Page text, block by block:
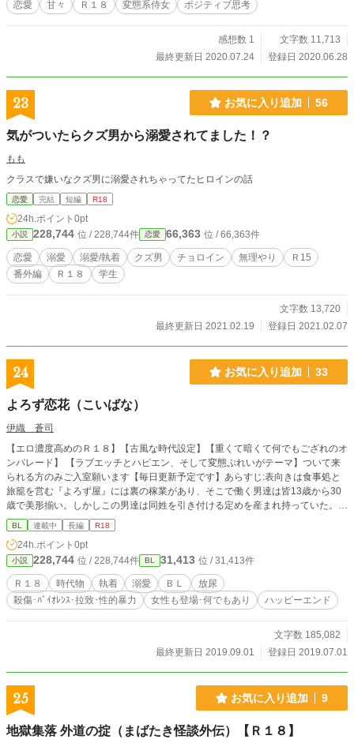
恋愛 甘々 Ｒ１８ 変態系侍女 ポジティブ思考
感想数 1
文字数 11,713
最終更新日 2020.07.24
登録日 2020.06.28
23 お気に入り追加 56
気がついたらクズ男から溺愛されてました！？
もも
クラスで嫌いなクズ男に溺愛されちゃってたヒロインの話
恋愛 完結 短編 R18
24h.ポイント 0pt
小説 228,744 位 / 228,744件 恋愛 66,363 位 / 66,363件
恋愛 溺愛 溺愛/執着 クズ男 チョロイン 無理やり
Ｒ15
番外編
Ｒ１８ 学生
文字数 13,720
最終更新日 2021.02.19
登録日 2021.02.07
24 お気に入り追加 33
よろず恋花（こいばな）
伊織 蒼司
【エロ濃度高めのＲ１８】【古風な時代設定】【重くて暗くて何でもござれのオ
ンパレード】 【ラブエッチとハピエン、そして変態ぷれいがテーマ】ついて来
られる方のみご入室願います【毎日更新予定です】あらすじ:表向きは食事処と
旅籠を営む『よろず屋』には裏の稼業があり、そこで働く男達は皆13歳から30
歳で美形揃い。しかしこの男達は同姓を引き付ける定めを産まれ持っていた。そ
んな男達の運命に翻弄される恋愛模様のお話です。
BL 連載中 長編 R18
24h.ポイント 0pt
小説 228,744 位 / 228,744件 BL 31,413 位 / 31,413件
Ｒ１８ 時代物 執着 溺愛 ＢＬ
放尿
殺傷･ﾊﾞｲｵﾚﾝｽ･拉致･性的暴力
女性も登場･何でもあり ハッピーエンド
文字数 185,082
最終更新日 2019.09.01
登録日 2019.07.01
25 お気に入り追加 9
地獄集落 外道の掟（まばたき怪談外伝）【Ｒ１８】